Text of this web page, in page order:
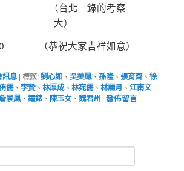
（台北
大）
錄的考察
（恭祝大家吉祥如意）
訊息 |標籤:劉心如 、吳美鳳、孫隆、張育齊、徐
儒、李贄、林厚成、林宛儒、林麗月 、江南文
景鳳、鐘錶、 陳玉女、魏君州 |發佈留言